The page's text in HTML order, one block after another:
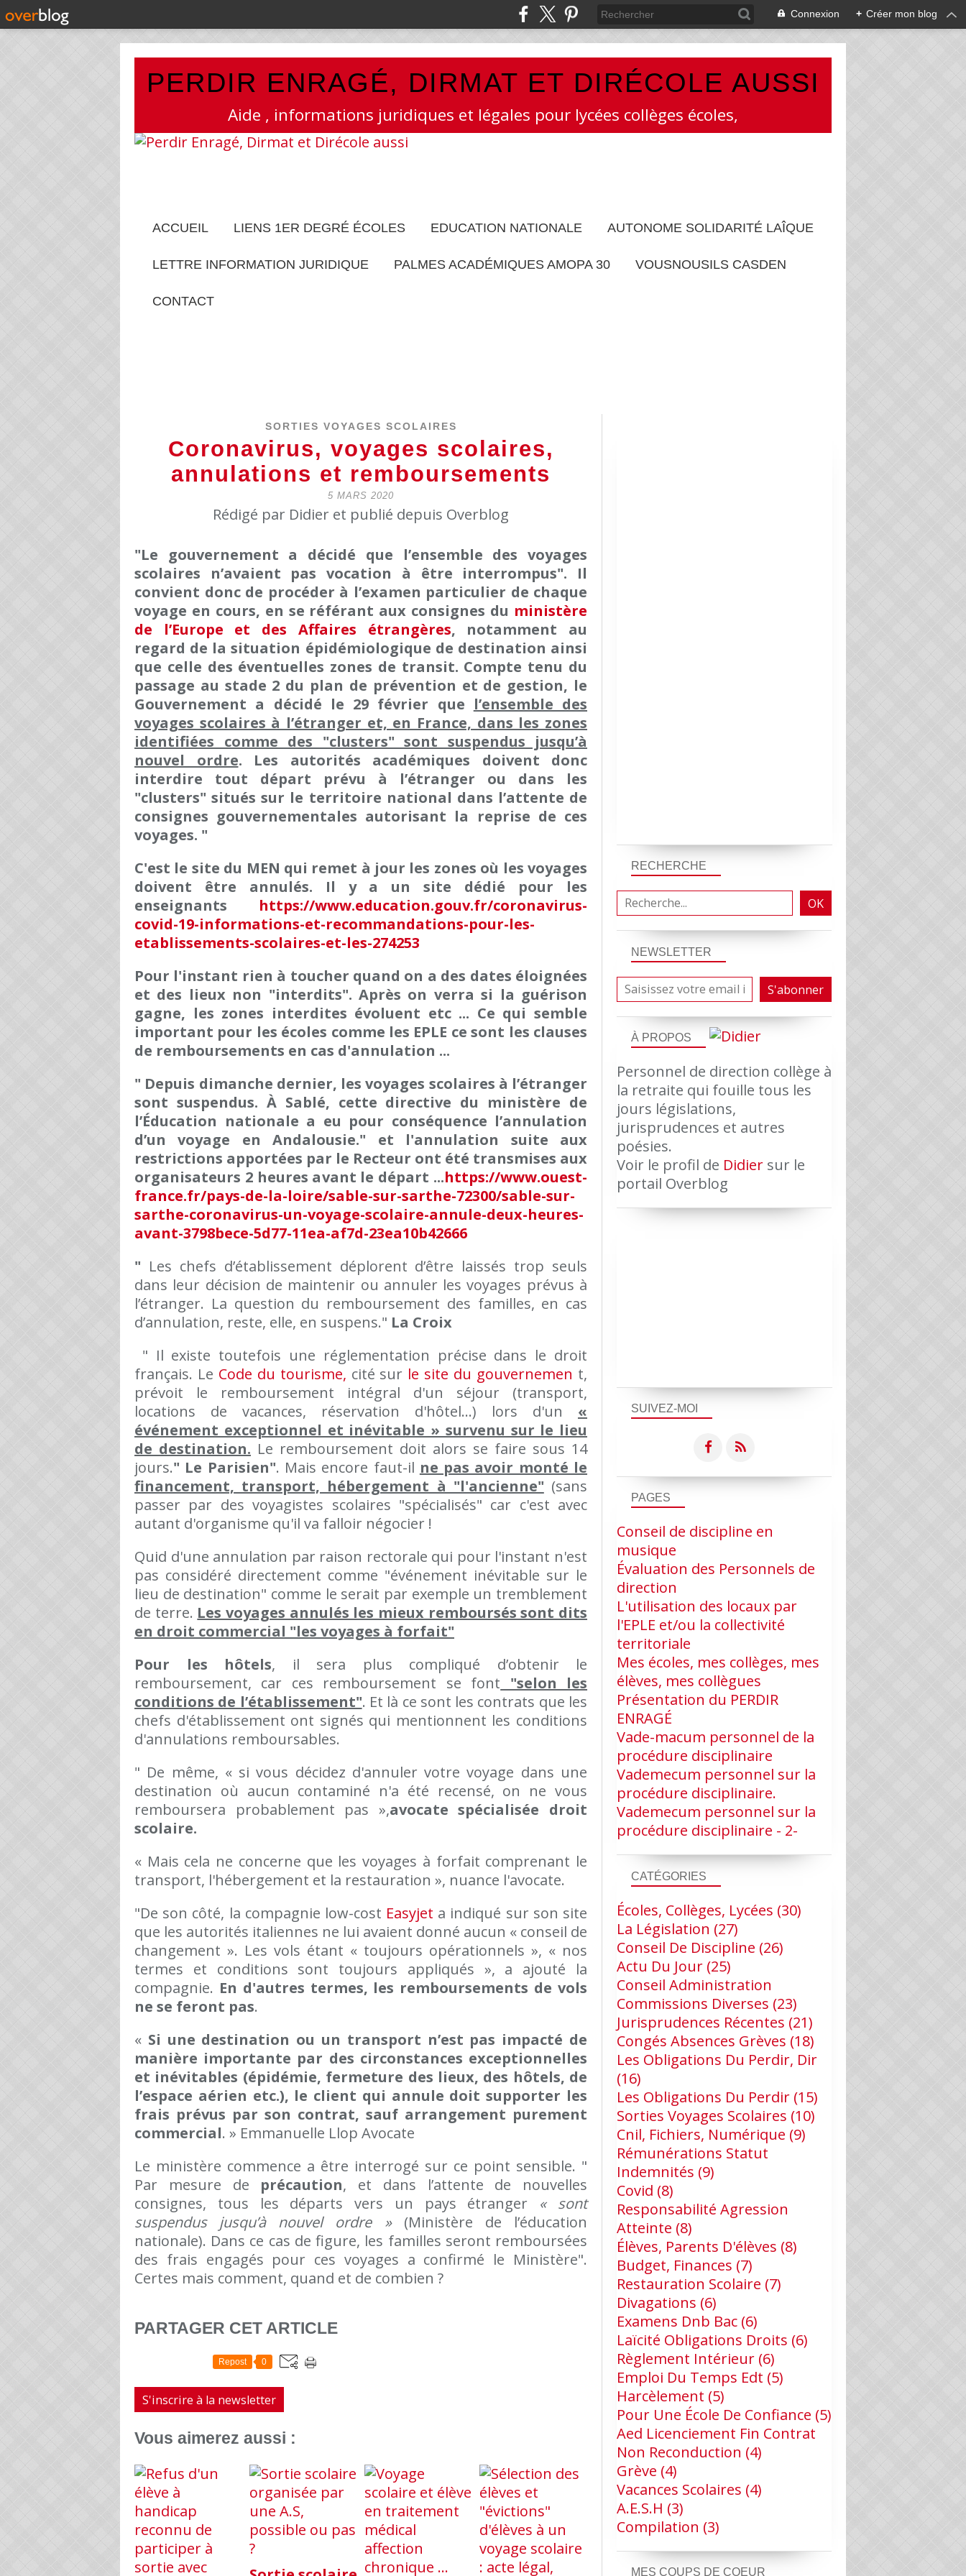
Connexion + Créer mon blog
PERDIR ENRAGÉ, DIRMAT ET DIRÉCOLE AUSSI
Aide , informations juridiques et légales pour lycées collèges écoles,
ACCUEIL LIENS 1ER DEGRÉ ÉCOLES EDUCATION NATIONALE AUTONOME SOLIDARITÉ LAÎQUE
LETTRE INFORMATION JURIDIQUE PALMES ACADÉMIQUES AMOPA 30 VOUSNOUSILS CASDEN
CONTACT
SORTIES VOYAGES SCOLAIRES
Coronavirus, voyages scolaires,
annulations et remboursements
5 MARS 2020
Rédigé par Didier et publié depuis Overblog
"Le gouvernement a décidé que l’ensemble des voyages
scolaires n’avaient pas vocation à être interrompus". Il
convient donc de procéder à l’examen particulier de chaque
voyage en cours, en se référant aux consignes du ministère
de l’Europe et des Affaires étrangères, notamment au
regard de la situation épidémiologique de destination ainsi
que celle des éventuelles zones de transit. Compte tenu du
passage au stade 2 du plan de prévention et de gestion, le
Gouvernement a décidé le 29 février que l’ensemble des
voyages scolaires à l’étranger et, en France, dans les zones
identifiées comme des "clusters" sont suspendus jusqu’à
nouvel ordre. Les autorités académiques doivent donc
interdire tout départ prévu à l’étranger ou dans les
"clusters" situés sur le territoire national dans l’attente de
consignes gouvernementales autorisant la reprise de ces
voyages. "
C'est le site du MEN qui remet à jour les zones où les voyages
doivent être annulés. Il y a un site dédié pour les
enseignants https://www.education.gouv.fr/coronavirus-
covid-19-informations-et-recommandations-pour-les-
etablissements-scolaires-et-les-274253
Pour l'instant rien à toucher quand on a des dates éloignées
et des lieux non "interdits". Après on verra si la guérison
gagne, les zones interdites évoluent etc ... Ce qui semble
important pour les écoles comme les EPLE ce sont les clauses
de remboursements en cas d'annulation ...
" Depuis dimanche dernier, les voyages scolaires à l’étranger
sont suspendus. À Sablé, cette directive du ministère de
l’Éducation nationale a eu pour conséquence l’annulation
d’un voyage en Andalousie." et l'annulation suite aux
restrictions apportées par le Recteur ont été transmises aux
organisateurs 2 heures avant le départ ...https://www.ouest-
france.fr/pays-de-la-loire/sable-sur-sarthe-72300/sable-sur-
sarthe-coronavirus-un-voyage-scolaire-annule-deux-heures-
avant-3798bece-5d77-11ea-af7d-23ea10b42666
" Les chefs d’établissement déplorent d’être laissés trop seuls
dans leur décision de maintenir ou annuler les voyages prévus à
l’étranger. La question du remboursement des familles, en cas
d’annulation, reste, elle, en suspens." La Croix
" Il existe toutefois une réglementation précise dans le droit
français. Le Code du tourisme, cité sur le site du gouvernemen t,
prévoit le remboursement intégral d'un séjour (transport,
locations de vacances, réservation d'hôtel…) lors d'un «
événement exceptionnel et inévitable » survenu sur le lieu
de destination. Le remboursement doit alors se faire sous 14
jours." Le Parisien". Mais encore faut-il ne pas avoir monté le
financement, transport, hébergement à "l'ancienne" (sans
passer par des voyagistes scolaires "spécialisés" car c'est avec
autant d'organisme qu'il va falloir négocier !
Quid d'une annulation par raison rectorale qui pour l'instant n'est
pas considéré directement comme "événement inévitable sur le
lieu de destination" comme le serait par exemple un tremblement
de terre. Les voyages annulés les mieux remboursés sont dits
en droit commercial "les voyages à forfait"
Pour les hôtels, il sera plus compliqué d’obtenir le
remboursement, car ces remboursement se font "selon les
conditions de l’établissement". Et là ce sont les contrats que les
chefs d'établissement ont signés qui mentionnent les conditions
d'annulations remboursables.
" De même, « si vous décidez d'annuler votre voyage dans une
destination où aucun contaminé n'a été recensé, on ne vous
remboursera probablement pas »,avocate spécialisée droit
scolaire.
« Mais cela ne concerne que les voyages à forfait comprenant le
transport, l'hébergement et la restauration », nuance l'avocate.
"De son côté, la compagnie low-cost Easyjet a indiqué sur son site
que les autorités italiennes ne lui avaient donné aucun « conseil de
changement ». Les vols étant « toujours opérationnels », « nos
termes et conditions sont toujours appliqués », a ajouté la
compagnie. En d'autres termes, les remboursements de vols
ne se feront pas.
« Si une destination ou un transport n’est pas impacté de
manière importante par des circonstances exceptionnelles
et inévitables (épidémie, fermeture des lieux, des hôtels, de
l’espace aérien etc.), le client qui annule doit supporter les
frais prévus par son contrat, sauf arrangement purement
commercial. » Emmanuelle Llop Avocate
Le ministère commence a être interrogé sur ce point sensible. "
Par mesure de précaution, et dans l’attente de nouvelles
consignes, tous les départs vers un pays étranger « sont
suspendus jusqu’à nouvel ordre »(Ministère de l’éducation
nationale). Dans ce cas de figure, les familles seront remboursées
des frais engagés pour ces voyages a confirmé le Ministère".
Certes mais comment, quand et de combien ?
PARTAGER CET ARTICLE
Repost 0
S'inscrire à la newsletter
Vous aimerez aussi :
NEWSLETTER
SUIVEZ-MOI
RECHERCHE
À PROPOS
Personnel de direction collège à
la retraite qui fouille tous les
jours législations,
jurisprudences et autres
poésies.
Voir le profil de Didier sur le
portail Overblog
PAGES
Conseil de discipline en
musique
Évaluation des Personnels de
direction
L'utilisation des locaux par
l'EPLE et/ou la collectivité
territoriale
Mes écoles, mes collèges, mes
élèves, mes collègues
Présentation du PERDIR
ENRAGÉ
Vade-macum personnel de la
procédure disciplinaire
Vademecum personnel sur la
procédure disciplinaire.
Vademecum personnel sur la
procédure disciplinaire - 2-
CATÉGORIES
Écoles, Collèges, Lycées (30)
La Législation (27)
Conseil De Discipline (26)
Actu Du Jour (25)
Conseil Administration
Commissions Diverses (23)
Jurisprudences Récentes (21)
Congés Absences Grèves (18)
Les Obligations Du Perdir, Dir
(16)
Les Obligations Du Perdir (15)
Sorties Voyages Scolaires (10)
Cnil, Fichiers, Numérique (9)
Rémunérations Statut
Indemnités (9)
Covid (8)
Responsabilité Agression
Atteinte (8)
Élèves, Parents D'élèves (8)
Budget, Finances (7)
Restauration Scolaire (7)
Divagations (6)
Examens Dnb Bac (6)
Laïcité Obligations Droits (6)
Règlement Intérieur (6)
Emploi Du Temps Edt (5)
Harcèlement (5)
Pour Une École De Confiance (5)
Aed Licenciement Fin Contrat
Non Reconduction (4)
Grève (4)
Vacances Scolaires (4)
A.e.s.h (3)
Compilation (3)
MES COUPS DE COEUR